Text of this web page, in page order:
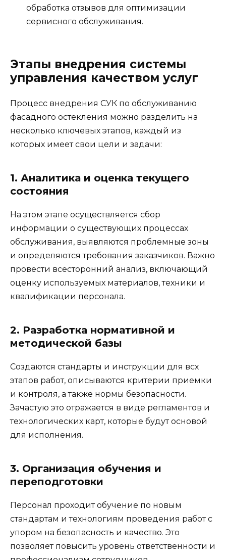
обработка отзывов для оптимизации
сервисного обслуживания.
Этапы внедрения системы
управления качеством услуг
Процесс внедрения СУК по обслуживанию
фасадного остекления можно разделить на
несколько ключевых этапов, каждый из
которых имеет свои цели и задачи:
1. Аналитика и оценка текущего
состояния
На этом этапе осуществляется сбор
информации о существующих процессах
обслуживания, выявляются проблемные зоны
и определяются требования заказчиков. Важно
провести всесторонний анализ, включающий
оценку используемых материалов, техники и
квалификации персонала.
2. Разработка нормативной и
методической базы
Создаются стандарты и инструкции для всх
этапов работ, описываются критерии приемки
и контроля, а также нормы безопасности.
Зачастую это отражается в виде регламентов и
технологических карт, которые будут основой
для исполнения.
3. Организация обучения и
переподготовки
Персонал проходит обучение по новым
стандартам и технологиям проведения работ с
упором на безопасность и качество. Это
позволяет повысить уровень ответственности и